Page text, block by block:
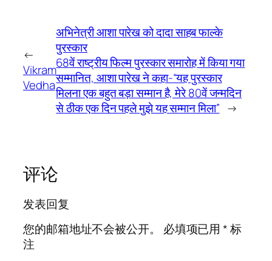
←
Vikram
Vedha
अभिनेत्री आशा पारेख को दादा साहब फाल्के
पुरस्कार
68वें राष्ट्रीय फिल्म पुरस्कार समारोह में किया गया
सम्मानित, आशा पारेख ने कहा-“यह पुरस्कार
मिलना एक बहुत बड़ा सम्मान है, मेरे 80वें जन्मदिन
से ठीक एक दिन पहले मुझे यह सम्मान मिला” →
评论
发表回复
您的邮箱地址不会被公开。
必填项已用*标
注